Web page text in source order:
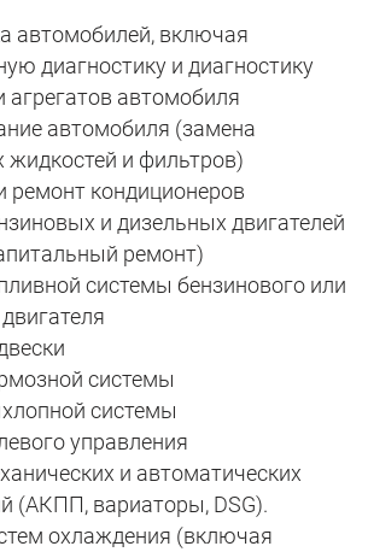
автомобилей, включая
диагностику и диагностику
агрегатов автомобиля
автомобиля (замена
жидкостей и фильтров)
ремонт кондиционеров
и дизельных двигателей
ремонт)
системы бензинового или
системы
системы
управления
и автоматических
(АКПП, вариаторы, DSG).
охлаждения (включая